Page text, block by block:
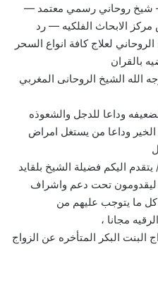
— شيخ روحاني رسمي معتمد —
الابحاث الفلكيه — رد
لعلاج كافة انواع السحر
بالقران
الله الشيخ الروحانى المغربي
وداعا للدجل والشعوذه
وداعا من يستغل امراض
اليكم فضيلة الشيخ بلقايد
ليقدومون تحت دعم واشراف
كل ما يتوجب عليهم من
مجانا ،
البنت البكر المتأخره عن الزواج